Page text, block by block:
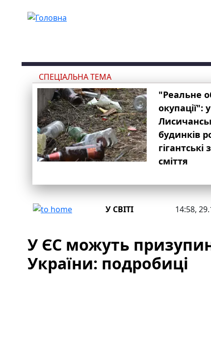
СПЕЦІАЛЬНА ТЕМА
"Реальне
окупації": у
будинків
сміття
У СВІТІ 14:58,
У ЄС можуть
України: подробиці